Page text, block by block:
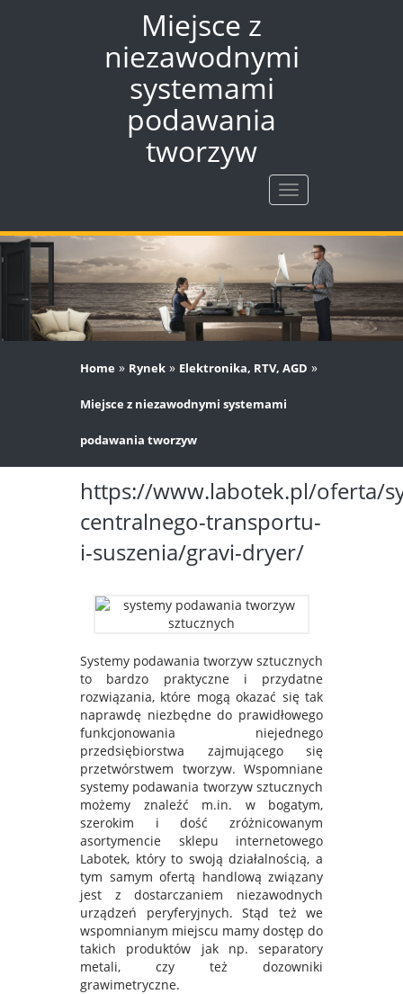
Miejsce z
niezawodnymi
systemami
podawania
tworzyw
Rozwiń
nawigację
Home » Rynek » Elektronika, RTV, AGD »
Miejsce z niezawodnymi systemami
podawania tworzyw
https://www.labotek.pl/oferta/
centralnego-transportu-
i-suszenia/gravi-dryer/
Systemy podawania tworzyw sztucznych
to bardzo praktyczne i przydatne
rozwiązania, które mogą okazać się tak
naprawdę niezbędne do prawidłowego
funkcjonowania niejednego
przedsiębiorstwa zajmującego się
przetwórstwem tworzyw. Wspomniane
systemy podawania tworzyw sztucznych
możemy znaleźć m.in. w bogatym,
szerokim i dość zróżnicowanym
asortymencie sklepu internetowego
Labotek, który to swoją działalnością, a
tym samym ofertą handlową związany
jest z dostarczaniem niezawodnych
urządzeń peryferyjnych. Stąd też we
wspomnianym miejscu mamy dostęp do
takich produktów jak np. separatory
metali, czy też dozowniki
grawimetryczne.